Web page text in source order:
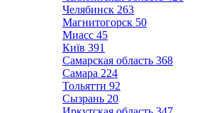
Челябинск 263
Магнитогорск 50
Миасс 45
Київ 391
Самарская область 368
Самара 224
Тольятти 92
Сызрань 20